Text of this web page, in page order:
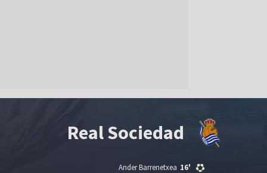
Real Sociedad
16'
Ander Barrenetxea